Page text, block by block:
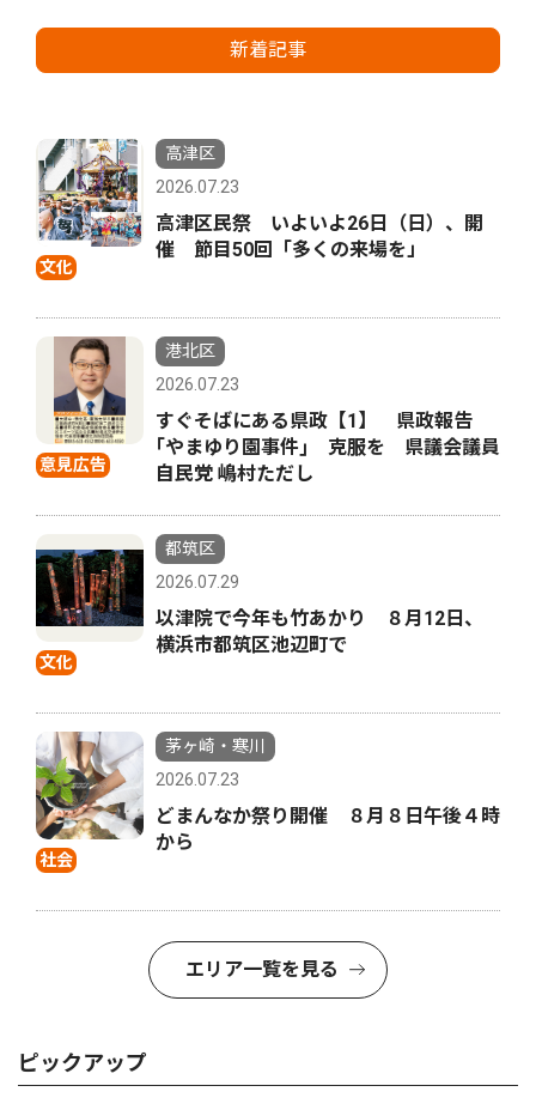
新着記事
文化
高津区
2026.07.23
高津区民祭 いよいよ26日（日）、開
催 節目50回「多くの来場を」
意見広告
港北区
2026.07.23
すぐそばにある県政【1】 県政報告
｢やまゆり園事件｣ 克服を 県議会議員
自民党 嶋村ただし
文化
都筑区
2026.07.29
以津院で今年も竹あかり ８月12日、
横浜市都筑区池辺町で
社会
茅ヶ崎・寒川
2026.07.23
どまんなか祭り開催 ８月８日午後４時
から
エリア一覧を見る
ピックアップ